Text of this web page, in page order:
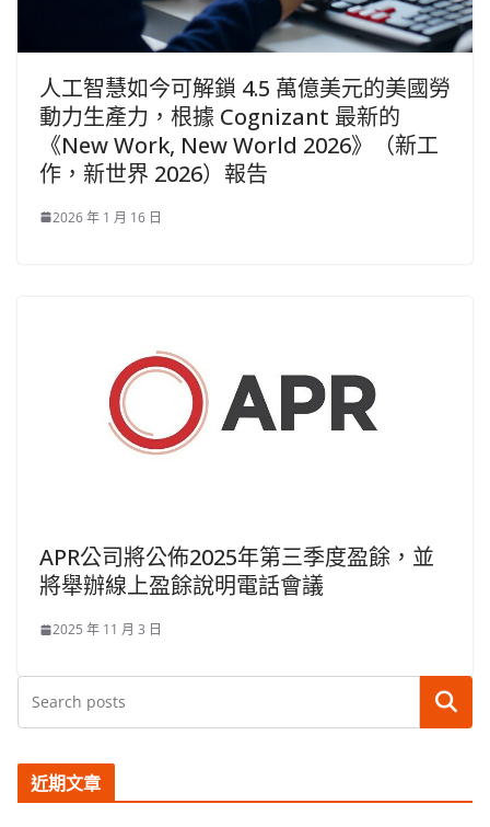
人工智慧如今可解鎖 4.5 萬億美元的美國勞
動力生產力，根據 Cognizant 最新的
《New Work, New World 2026》（新工
作，新世界 2026）報告
2026 年 1 月 16 日
APR公司將公佈2025年第三季度盈餘，並
將舉辦線上盈餘說明電話會議
2025 年 11 月 3 日
搜尋
近期文章